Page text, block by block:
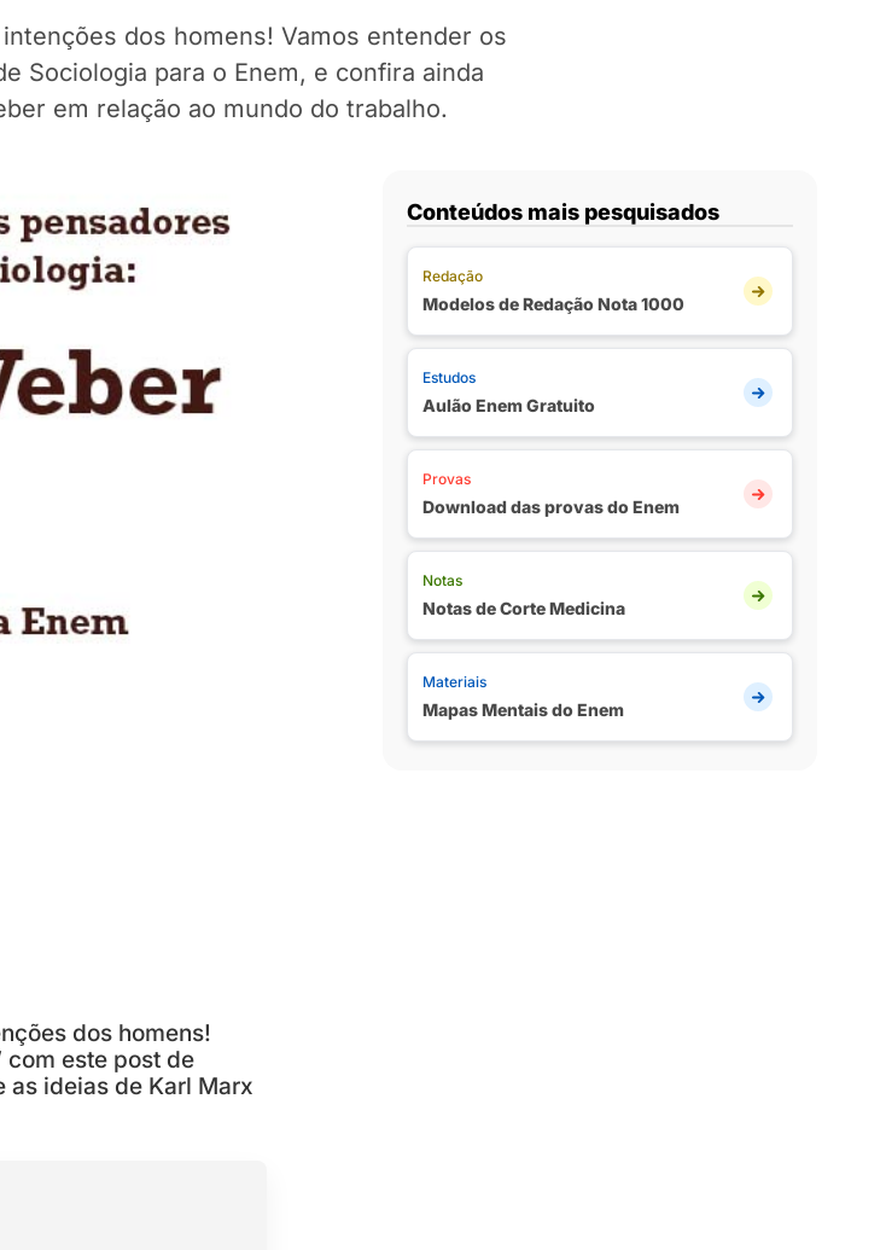
dos homens! Vamos entender os
Sociologia para o Enem, e confira ainda
em relação ao mundo do trabalho.
dos homens!
com este post de
as ideias de Karl Marx
Conteúdos mais pesquisados
Redação
Modelos de Redação Nota 1000
Estudos
Aulão Enem Gratuito
Provas
Download das provas do Enem
Notas
Notas de Corte Medicina
Materiais
Mapas Mentais do Enem